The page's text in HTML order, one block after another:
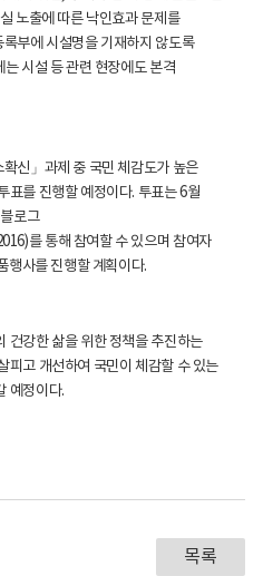
노출에 따른 낙인효과 문제를
부에 시설명을 기재하지 않도록
시설 등 관련 현장에도 본격
신」과제 중 국민 체감도가 높은
표를 진행할 예정이다. 투표는 6월
로그
를 통해 참여할 수 있으며 참여자
행사를 진행할 계획이다.
건강한 삶을 위한 정책을 추진하는
피고 개선하여 국민이 체감할 수 있는
예정이다.
목록